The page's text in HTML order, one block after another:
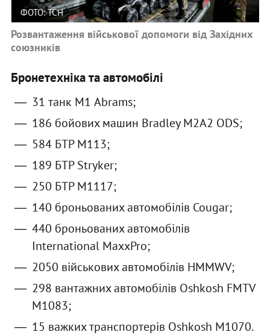
ФОТО: ТСН
Розвантаження військової допомоги від Західних
союзників
Бронетехніка та автомобілі
31 танк М1 Abrams;
186 бойових машин Bradley M2A2 ODS;
584 БТР М113;
189 БТР Stryker;
250 БТР M1117;
140 броньованих автомобілів Cougar;
440 броньованих автомобілів
International MaxxPro;
2050 військових автомобілів HMMWV;
298 вантажних автомобілів Oshkosh FMTV
M1083;
15 важких транспортерів Oshkosh M1070.